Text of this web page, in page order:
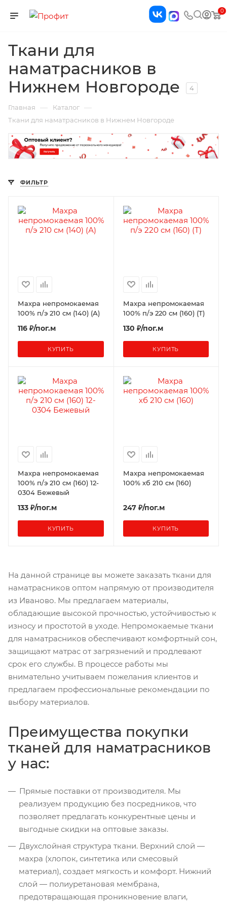
0
Ткани для
наматрасников в
Нижнем Новгороде
4
Главная — Каталог —
Ткани для наматрасников в Нижнем Новгороде
ФИЛЬТР
Махра непромокаемая
100% п/э 210 см (140) (А)
116 ₽/пог.м
КУПИТЬ
Махра непромокаемая
100% п/э 220 см (160) (Т)
130 ₽/пог.м
КУПИТЬ
Махра непромокаемая
100% п/э 210 см (160) 12-
0304 Бежевый
133 ₽/пог.м
КУПИТЬ
Махра непромокаемая
100% хб 210 см (160)
247 ₽/пог.м
КУПИТЬ
На данной странице вы можете заказать ткани для
наматрасников оптом напрямую от производителя
из Иваново. Мы предлагаем материалы,
обладающие высокой прочностью, устойчивостью к
износу и простотой в уходе. Непромокаемые ткани
для наматрасников обеспечивают комфортный сон,
защищают матрас от загрязнений и продлевают
срок его службы. В процессе работы мы
внимательно учитываем пожелания клиентов и
предлагаем профессиональные рекомендации по
выбору материалов.
Преимущества покупки
тканей для наматрасников
у нас:
Прямые поставки от производителя. Мы
реализуем продукцию без посредников, что
позволяет предлагать конкурентные цены и
выгодные скидки на оптовые заказы.
Двухслойная структура ткани. Верхний слой —
махра (хлопок, синтетика или смесовый
материал), создает мягкость и комфорт. Нижний
слой — полиуретановая мембрана,
предотвращающая проникновение влаги,